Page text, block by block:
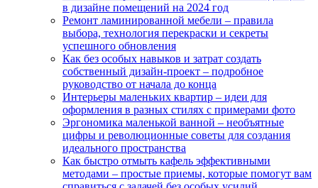
в дизайне помещений на 2024 год
Ремонт ламинированной мебели – правила
выбора, технология перекраски и секреты
успешного обновления
Как без особых навыков и затрат создать
собственный дизайн-проект – подробное
руководство от начала до конца
Интерьеры маленьких квартир – идеи для
оформления в разных стилях с примерами фото
Эргономика маленькой ванной – необъятные
цифры и революционные советы для создания
идеального пространства
Как быстро отмыть кафель эффективными
методами – простые приемы, которые помогут вам